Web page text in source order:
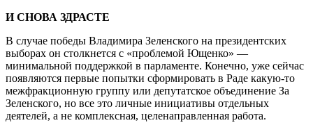
И СНОВА ЗДРАСТЕ
В случае победы Владимира Зеленского на президентских
выборах он столкнется с «проблемой Ющенко» —
минимальной поддержкой в парламенте. Конечно, уже сейчас
появляются первые попытки сформировать в Раде какую-то
межфракционную группу или депутатское объединение За
Зеленского, но все это личные инициативы отдельных
деятелей, а не комплексная, целенаправленная работа.